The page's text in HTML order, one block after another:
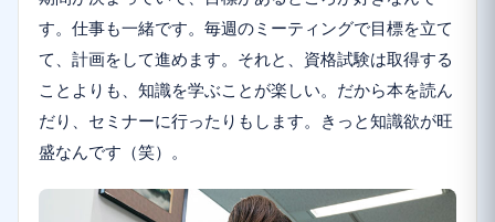
す。仕事も一緒です。毎週のミーティングで目標を立て
て、計画をして進めます。それと、資格試験は取得する
ことよりも、知識を学ぶことが楽しい。だから本を読ん
だり、セミナーに行ったりもします。きっと知識欲が旺
盛なんです（笑）。